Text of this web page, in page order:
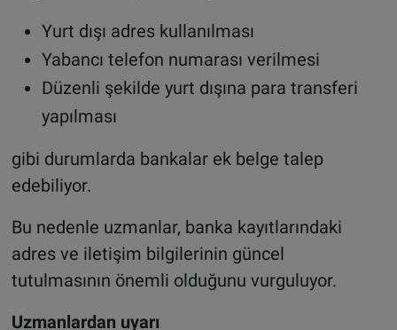
Yurt dışı adres kullanılması
Yabancı telefon numarası verilmesi
Düzenli şekilde yurt dışına para transferi
yapılması
gibi durumlarda bankalar ek belge talep
edebiliyor.
Bu nedenle uzmanlar, banka kayıtlarındaki
adres ve iletişim bilgilerinin güncel
tutulmasının önemli olduğunu vurguluyor.
Uzmanlardan uyarı